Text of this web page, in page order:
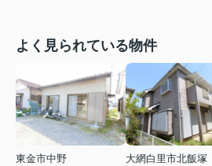
よく見られている物件
東金市中野
大網白里市北飯塚